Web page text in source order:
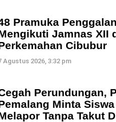
Pramuka
Jamnas XII
Cibubur
Agustus 2026, 3:32 pm
Perundungan,
Minta
Tanpa Takut